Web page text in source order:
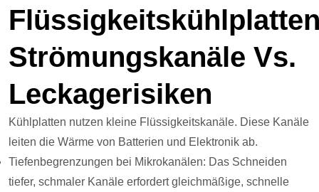
Strömungskanäle Vs.
Leckagerisiken
Kühlplatten nutzen kleine Flüssigkeitskanäle. Diese Kanäle
leiten die Wärme von Batterien und Elektronik ab.
Tiefenbegrenzungen bei Mikrokanälen: Das Schneiden
tiefer, schmaler Kanäle erfordert gleichmäßige, schnelle